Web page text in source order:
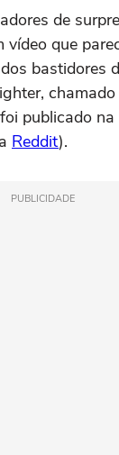
de
que
bastidores
publicado
Reddit).
PUBLICIDADE